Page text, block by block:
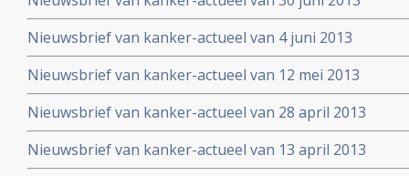
Nieuwsbrief van kanker-actueel van 4 juni 2013
Nieuwsbrief van kanker-actueel van 12 mei 2013
Nieuwsbrief van kanker-actueel van 28 april 2013
Nieuwsbrief van kanker-actueel van 13 april 2013